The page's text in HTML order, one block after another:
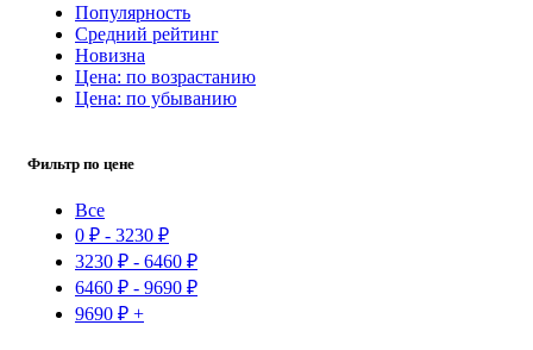
Популярность
Средний рейтинг
Новизна
Цена: по возрастанию
Цена: по убыванию
Фильтр по цене
Все
0 ₽ - 3230 ₽
3230 ₽ - 6460 ₽
6460 ₽ - 9690 ₽
9690 ₽ +